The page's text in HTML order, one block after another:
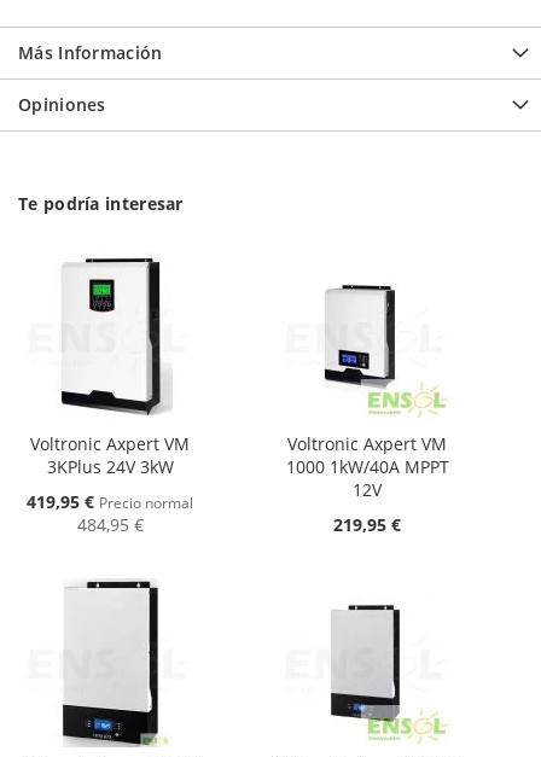
Más Información
Opiniones
Te podría interesar
Voltronic Axpert VM
3KPlus 24V 3kW
Oferta
419,95 € Precio normal
484,95 €
Voltronic Axpert VM
1000 1kW/40A MPPT
12V
219,95 €